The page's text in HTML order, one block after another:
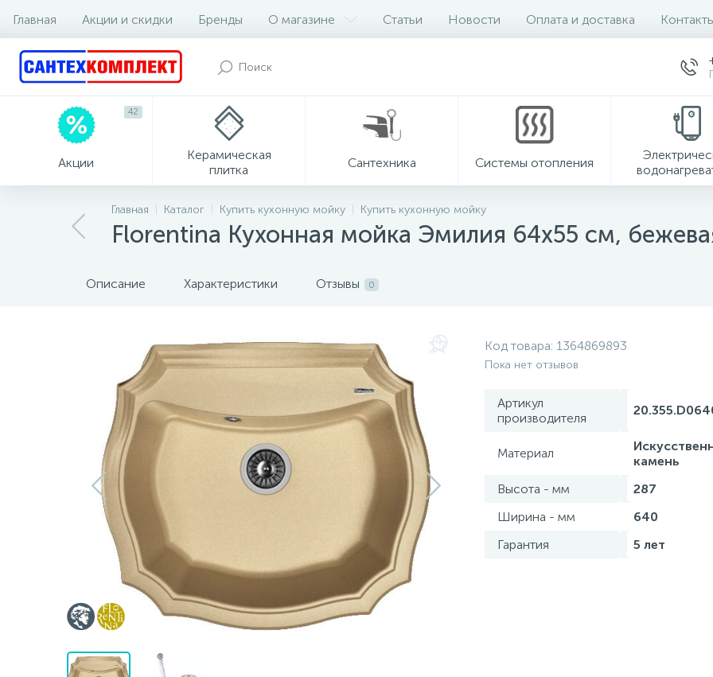
Главная Акции и скидки Бренды О магазине Статьи Новости Оплата и доставка
Акции
42
Керамическая
плитка
Сантехника Системы отопления
Главная Каталог Купить кухонную мойку Купить кухонную мойку
Florentina Кухонная мойка Эмилия 64х55 см,
Описание Характеристики Отзывы 0
Код товара: 1364869893
Пока нет отзывов
Артикул
производителя
Материал
камень
Высота - мм
287
Ширина - мм
640
Гарантия
5 лет